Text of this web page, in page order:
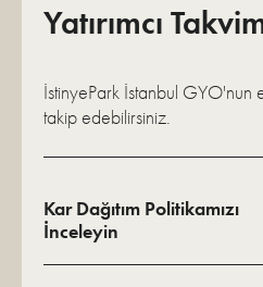
Yatırımcı
İstinyePark İstanbul GYO'nun
takip edebilirsiniz.
Kar Dağıtım Politikamızı
İnceleyin